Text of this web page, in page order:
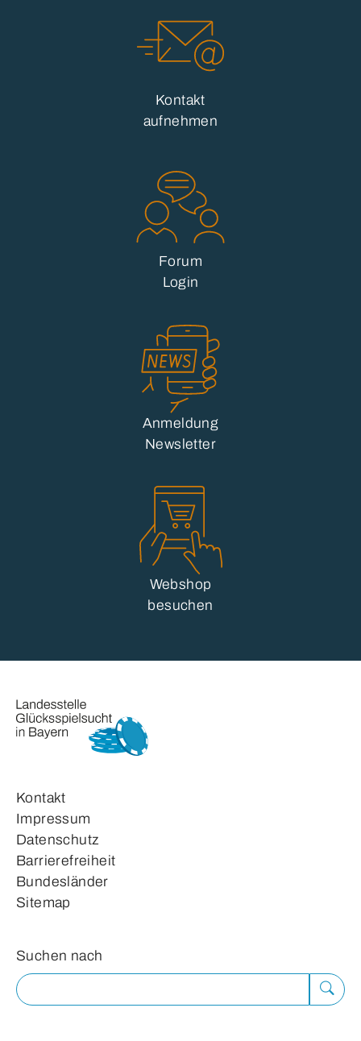
Kontakt
aufnehmen
Forum
Login
Anmeldung
Newsletter
Webshop
besuchen
Kontakt
Impressum
Datenschutz
Barrierefreiheit
Bundesländer
Sitemap
Suchformular
Suchen nach
Suche